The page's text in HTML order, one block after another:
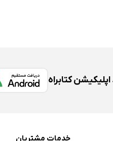
اپلیکیشن کتابراه
خدمات مشتریان